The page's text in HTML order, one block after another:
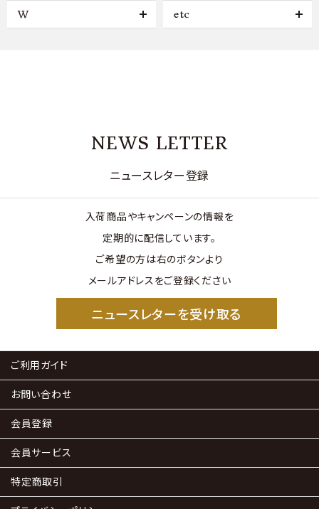
W etc
NEWS LETTER
ニュースレター登録
入荷商品やキャンペーンの情報を
定期的に配信しています。
ご希望の方は右のボタンより
メールアドレスをご登録ください
ニュースレターを受け取る
ご利用ガイド
お問い合わせ
会員登録
会員サービス
特定商取引